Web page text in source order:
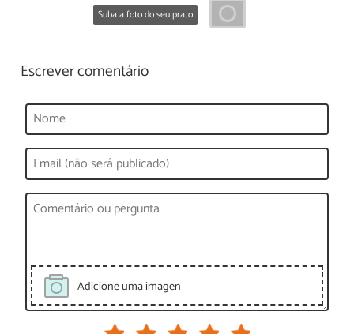
Suba a foto do seu prato
Escrever comentário
Adicione uma imagen